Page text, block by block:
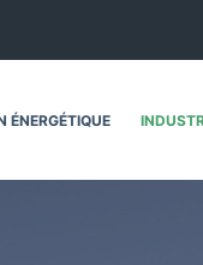
ÉNERGÉTIQUE